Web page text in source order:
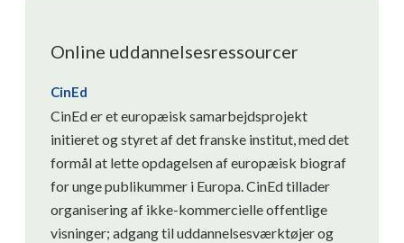
Online uddannelsesressourcer
CinEd
CinEd er et europæisk samarbejdsprojekt
initieret og styret af det franske institut, med det
formål at lette opdagelsen af ​​europæisk biograf
for unge publikummer i Europa. CinEd tillader
organisering af ikke-kommercielle offentlige
visninger; adgang til uddannelsesværktøjer og